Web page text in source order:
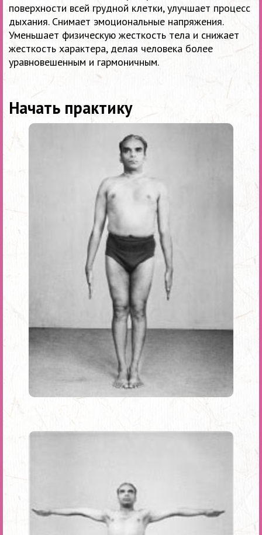
поверхности всей грудной клетки, улучшает процесс
дыхания. Снимает эмоциональные напряжения.
Уменьшает физическую жесткость тела и снижает
жесткость характера, делая человека более
уравновешенным и гармоничным.
Начать практику